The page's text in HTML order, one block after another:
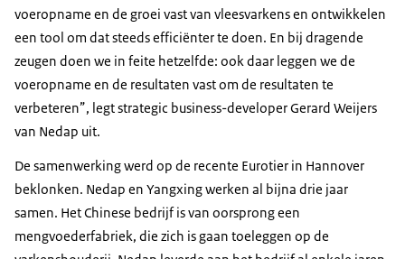
voeropname en de groei vast van vleesvarkens en ontwikkelen
een tool om dat steeds efficiënter te doen. En bij dragende
zeugen doen we in feite hetzelfde: ook daar leggen we de
voeropname en de resultaten vast om de resultaten te
verbeteren”, legt strategic business-developer Gerard Weijers
van Nedap uit.
De samenwerking werd op de recente Eurotier in Hannover
beklonken. Nedap en Yangxing werken al bijna drie jaar
samen. Het Chinese bedrijf is van oorsprong een
mengvoederfabriek, die zich is gaan toeleggen op de